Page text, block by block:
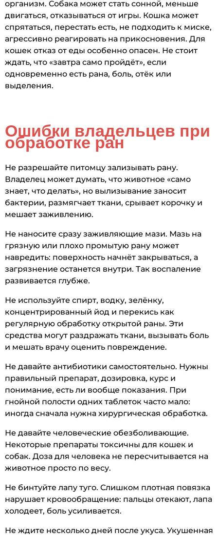
организм. Собака может стать сонной, меньше
двигаться, отказываться от игры. Кошка может
спрятаться, перестать есть, не подходить к миске,
агрессивно реагировать на прикосновения. Для
кошек отказ от еды особенно опасен. Не стоит
ждать, что «завтра само пройдёт», если
одновременно есть рана, боль, отёк или
выделения.
Ошибки владельцев при
обработке ран
Не разрешайте питомцу зализывать рану.
Владелец может думать, что животное «само
знает, что делать», но вылизывание заносит
бактерии, размягчает ткани, срывает корочку и
мешает заживлению.
Не наносите сразу заживляющие мази. Мазь на
грязную или плохо промытую рану может
навредить: поверхность начнёт закрываться, а
загрязнение останется внутри. Так воспаление
развивается глубже.
Не используйте спирт, водку, зелёнку,
концентрированный йод и перекись как
регулярную обработку открытой раны. Эти
средства могут раздражать ткани, вызывать боль
и мешать врачу оценить повреждение.
Не давайте антибиотики самостоятельно. Нужны
правильный препарат, дозировка, курс и
понимание, есть ли вообще показания. При
гнойной полости одних таблеток часто мало:
иногда сначала нужна хирургическая обработка.
Не давайте человеческие обезболивающие.
Некоторые препараты токсичны для кошек и
собак. Доза для человека не пересчитывается на
животное просто по весу.
Не бинтуйте лапу туго. Слишком плотная повязка
нарушает кровообращение: пальцы отекают, лапа
холодеет, боль усиливается.
Не ждите несколько дней после укуса. Укушенная